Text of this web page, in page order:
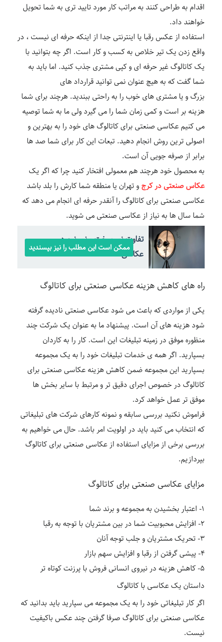
اقدام به طراحی کنند به مراتب کار مورد تایید تری به شما تحویل
خواهند داد.
استفاده از عکس رقبا یا اینترنتی جدا از اینکه حرفه ای نیست ، در
واقع زدن یک تیر خلاص به کسب و کار است. اگر چه بتوانید با
یک کاتالوگ غیر حرفه ای و کپی مشتری جذب کنید. اما باید به
شما گفت که به هیچ عنوان نمی توانید قرارداد های
بزرگ و یا مشتری های خوب را به راحتی ببندید. هرچند برای شما
هزینه بر است و کمی زمان شما را می گیرد ولی ما به شما توصیه
می کنیم عکاسی صنعتی برای کاتالوگ های خود را به بهترین و
اصولی ترین روش انجام دهید. تبعات این کار برای شما صد ها
برابر از صرفه جویی آن است.
به محصول خود هرچند هم معمولی افتخار کنید چرا که اگر یک
عکاس صنعتی در کرجو تهران یا منطقه شما کارش را بلد باشد
عکاسی صنعتی برای کاتالوگ را آنقدر حرفه ای انجام می دهد که
شما سال ها به نیاز از عکاسی صنعتی می شوید.
تفاوت نور سخت و نور نرم در
عکاسیممکن است این مطلب را نیز بپسندید
راه های کاهش هزینه عکاسی صنعتی برای کاتالوگ
یکی از مواردی که باعث می شود عکاسی صنعتی نادیده گرفته
شود هزینه های آن است. پیشنهاد ما به عنوان یک شرکت چند
منظوره موفق در زمینه تبلیغات این است. کار را به کاردان
بسپارید. اگر همه ی خدمات تبلیغات خود را به یک مجموعه
بسپارید این مجموعه ضمن کاهش هزینه عکاسی صنعتی برای
کاتالوگ در خصوص اجرای دقیق تر و مرتبط با سایر بخش ها
موفق تر عمل خواهد کرد.
فراموش نکنید بررسی سابقه و نمونه کارهای شرکت های تبلیغاتی
که انتخاب می کنید باید در اولویت امر باشد. حال می خواهیم به
بررسی برخی از مزایای استفاده از عکاسی صنعتی برای کاتالوگ
بپردازیم.
مزایای عکاسی صنعتی برای کاتالوگ
۱- اعتبار بخشیدن به مجموعه و برند شما
۲- افزایش محبوبیت شما در بین مشتریان با توجه به رقبا
۳- تحریک مشتریان و جلب توجه آنان
۴- پیشی گرفتن از رقبا و افزایش سهم بازار
۵- کاهش هزینه در نیروی انسانی فروش با پرزنت کوتاه تر
داستان یک عکاسی با کاتالوگ
اگر کار تبلیغاتی خود را به یک مجموعه می سپارید باید بدانید که
عکاسی صنعتی برای کاتالوگ صرفا گرفتن چند عکس باکیفیت
نیست.